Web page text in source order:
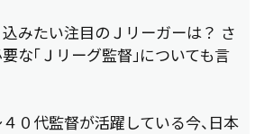
みたい注目のＪリーガーは？ さ
な「Ｊリーグ監督」についても言
０代監督が活躍している今、日本